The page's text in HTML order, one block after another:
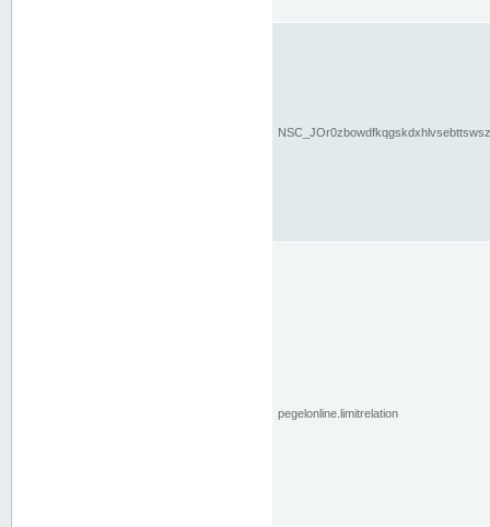
pegelonline.limitrelation